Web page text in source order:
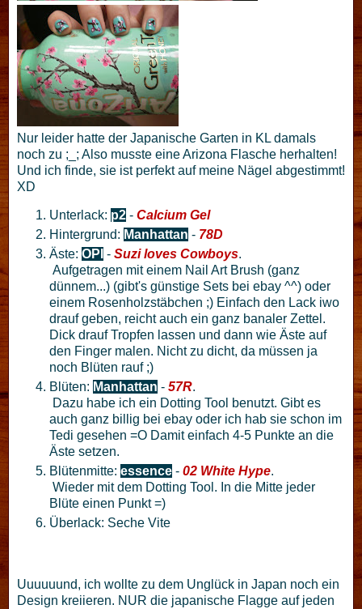
Nur leider hatte der Japanische Garten in KL damals
noch zu ;_; Also musste eine Arizona Flasche herhalten!
Und ich finde, sie ist perfekt auf meine Nägel abgestimmt!
XD
Unterlack: p2 - Calcium Gel
Hintergrund: Manhattan - 78D
Äste: OPI - Suzi loves Cowboys.
Aufgetragen mit einem Nail Art Brush (ganz
dünnem...) (gibt's günstige Sets bei ebay ^^) oder
einem Rosenholzstäbchen ;) Einfach den Lack iwo
drauf geben, reicht auch ein ganz banaler Zettel.
Dick drauf Tropfen lassen und dann wie Äste auf
den Finger malen. Nicht zu dicht, da müssen ja
noch Blüten rauf ;)
Blüten: Manhattan - 57R.
Dazu habe ich ein Dotting Tool benutzt. Gibt es
auch ganz billig bei ebay oder ich hab sie schon im
Tedi gesehen =O Damit einfach 4-5 Punkte an die
Äste setzen.
Blütenmitte: essence - 02 White Hype.
Wieder mit dem Dotting Tool. In die Mitte jeder
Blüte einen Punkt =)
Überlack: Seche Vite
Uuuuuund, ich wollte zu dem Unglück in Japan noch ein
Design kreiieren. NUR die japanische Flagge auf jeden